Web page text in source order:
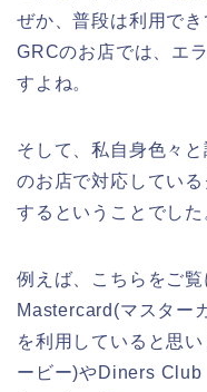
ぜか、普段は利用でき
GRCのお店では、エ
すよね。
そして、私自身色々
のお店で対応してい
するということでした
例えば、こちらをご覧
Mastercard(マスター
を利用していると思
ービー)やDiners Club